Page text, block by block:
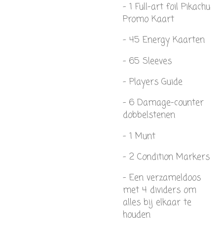
- 1 Full-art foil Pikachu
Promo Kaart
- 45 Energy Kaarten
- 65 Sleeves
- Players Guide
- 6 Damage-counter
dobbelstenen
- 1 Munt
- 2 Condition Markers
- Een verzameldoos
met 4 dividers om
alles bij elkaar te
houden